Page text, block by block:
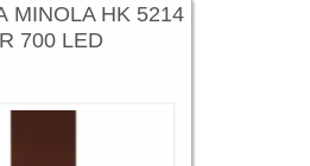
HK 5214
700 LED